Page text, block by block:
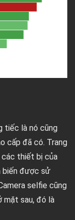
tiếc là nó cũng
cấp đã có. Trang
thiết bị của
biến được sử
selfie cũng
mặt sau, đó là